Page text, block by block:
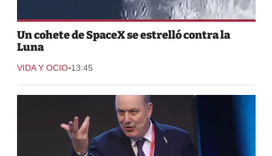
Un cohete de SpaceX se estrelló contra la
Luna
VIDA Y OCIO-13:45